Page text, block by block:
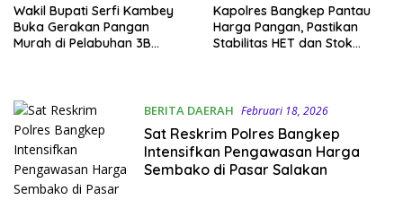
Wakil Bupati Serfi Kambey
Buka Gerakan Pangan
Murah di Pelabuhan 3B
Kapolres Bangkep Pantau
Harga Pangan, Pastikan
Stabilitas HET dan Stok
BERITA DAERAH Februari 18, 2026
Sat Reskrim Polres Bangkep
Intensifkan Pengawasan Harga
Sembako di Pasar Salakan